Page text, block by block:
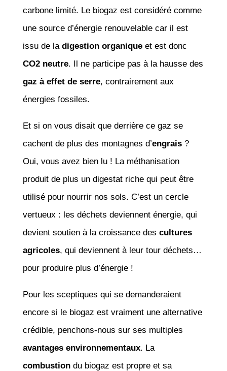
carbone limité. Le biogaz est considéré comme
une source d’énergie renouvelable car il est
issu de la digestion organiqueet est donc
CO2 neutre. Il ne participe pas à la hausse des
gaz à effet de serre, contrairement aux
énergies fossiles.
Et si on vous disait que derrière ce gaz se
cachent de plus des montagnes d’engrais?
Oui, vous avez bien lu ! La méthanisation
produit de plus un digestat riche qui peut être
utilisé pour nourrir nos sols. C’est un cercle
vertueux : les déchets deviennent énergie, qui
devient soutien à la croissance des cultures
agricoles, qui deviennent à leur tour déchets…
pour produire plus d’énergie !
Pour les sceptiques qui se demanderaient
encore si le biogaz est vraiment une alternative
crédible, penchons-nous sur ses multiples
avantages environnementaux. La
combustiondu biogaz est propre et sa